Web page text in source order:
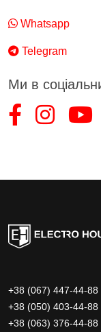
Whatsapp
Telegram
Ми в
+38 (067) 447-44-88
+38 (050) 403-44-88
+38 (063) 376-44-88